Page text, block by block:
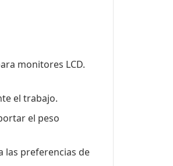
monitores LCD.
el trabajo.
el peso
las preferencias de